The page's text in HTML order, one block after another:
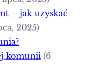
– jak uzyskać
2025)
komunii (6